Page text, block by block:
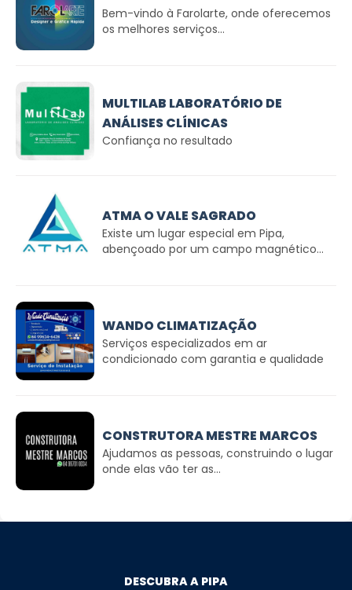
Bem-vindo à Farolarte, onde oferecemos
os melhores serviços...
MULTILAB LABORATÓRIO DE
ANÁLISES CLÍNICAS
Confiança no resultado
ATMA O VALE SAGRADO
Existe um lugar especial em Pipa,
abençoado por um campo magnético...
WANDO CLIMATIZAÇÃO
Serviços especializados em ar
condicionado com garantia e qualidade
CONSTRUTORA MESTRE MARCOS
Ajudamos as pessoas, construindo o lugar
onde elas vão ter as...
DESCUBRA A PIPA